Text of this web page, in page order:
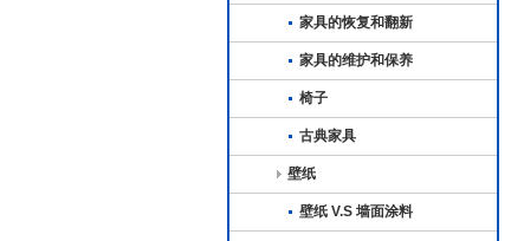
家具的恢复和翻新
家具的维护和保养
椅子
古典家具
壁纸
壁纸 V.S 墙面涂料